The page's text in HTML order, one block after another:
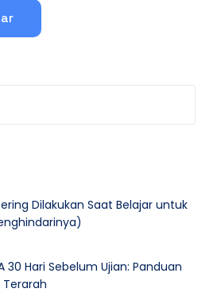
Dilakukan Saat Belajar untuk
30 Hari Sebelum Ujian: Panduan
Terarah